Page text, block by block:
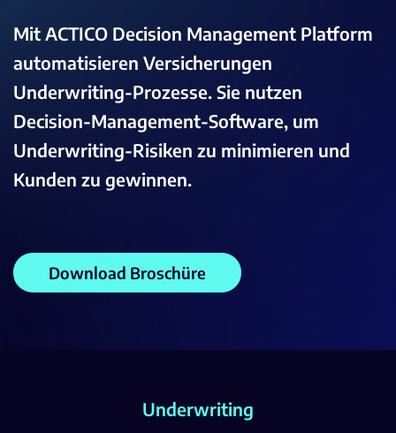
Mit ACTICO Decision Management Platform
automatisieren Versicherungen
Underwriting-Prozesse. Sie nutzen
Decision-Management-Software, um
Underwriting-Risiken zu minimieren und
Kunden zu gewinnen.
Download Broschüre
Underwriting